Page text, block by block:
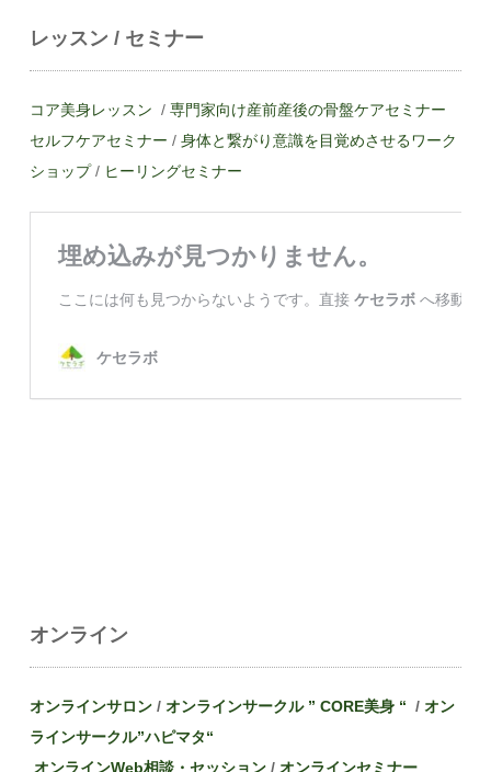
レッスン / セミナー
コア美身レッスン / 専門家向け産前産後の骨盤ケアセミナー
セルフケアセミナー /身体と繋がり意識を目覚めさせるワーク
ショップ/ ヒーリングセミナー
オンライン
オンラインサロン /オンラインサークル ” CORE美身 “ /オン
ラインサークル”ハピマタ“
オンラインWeb相談・セッション /オンラインセミナー